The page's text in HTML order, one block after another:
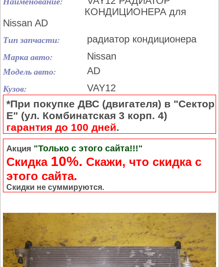
КОНДИЦИОНЕРА для
Nissan AD
Тип запчасти: радиатор кондиционера
Марка авто: Nissan
Модель авто: AD
Кузов: VAY12
*При покупке ДВС (двигателя) в "Сектор
Е" (ул. Комбинатская 3 корп. 4)
гарантия до 100 дней.
Акция "Только с этого сайта!!!"
Скидка 10%. Cкажи, что скидка с
этого сайта.
Скидки не суммируются.